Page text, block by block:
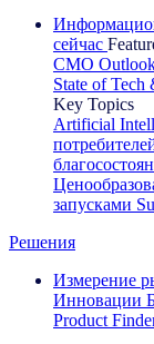
сейчас
CMO
State of Tech
Key Topics
Artificial
запусками
Решения
Измерение
Инновации
Product